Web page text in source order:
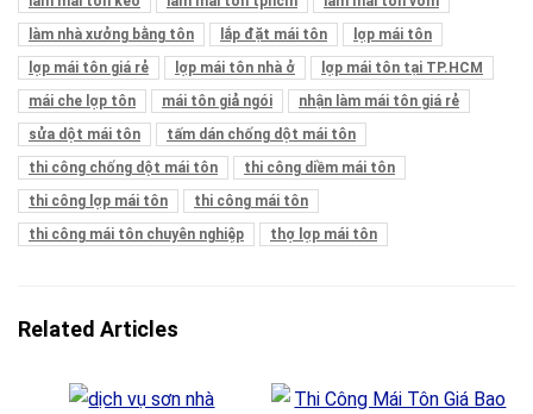
làm nhà xưởng bằng tôn
lắp đặt mái tôn
lợp mái tôn
lợp mái tôn giá rẻ
lợp mái tôn nhà ở
lợp mái tôn tại TP.HCM
mái che lợp tôn
mái tôn giả ngói
nhận làm mái tôn giá rẻ
sửa dột mái tôn
tấm dán chống dột mái tôn
thi công chống dột mái tôn
thi công diềm mái tôn
thi công lợp mái tôn
thi công mái tôn
thi công mái tôn chuyên nghiệp
thợ lợp mái tôn
Related Articles